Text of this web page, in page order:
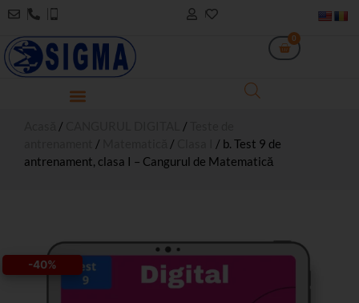
0
/ /
/ /
/ b. Test 9 de
antrenament, clasa I – Cangurul de Matematică
-40%